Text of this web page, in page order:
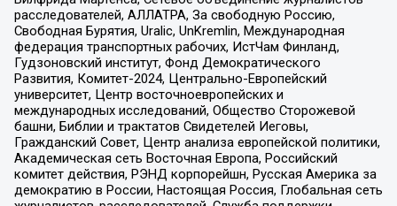
расследователей, АЛЛАТРА, За свободную Россию,
Свободная Бурятия, Uralic, UnKremlin, Международная
федерация транспортных рабочих, ИстЧам Финланд,
Гудзоновский институт, Фонд Демократического
Развития, Комитет-2024, Центрально-Европейский
университет, Центр восточноевропейских и
международных исследований, Общество Сторожевой
башни, Библии и трактатов Свидетелей Иеговы,
Гражданский Совет, Центр анализа европейской политики,
Академическая сеть Восточная Европа, Российский
комитет действия, РЭНД корпорейшн, Русская Америка за
демократию в России, Настоящая Россия, Глобальная сеть